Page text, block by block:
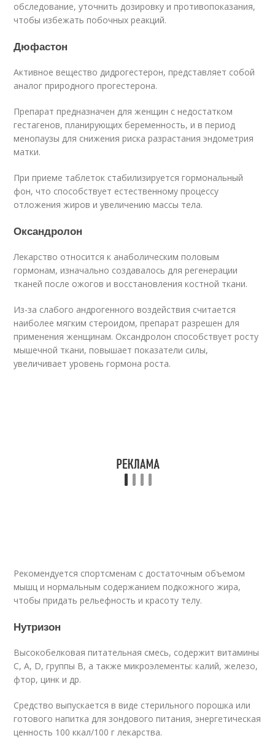
обследование, уточнить дозировку и противопоказания,
чтобы избежать побочных реакций.
Дюфастон
Активное вещество дидрогестерон, представляет собой
аналог природного прогестерона.
Препарат предназначен для женщин с недостатком
гестагенов, планирующих беременность, и в период
менопаузы для снижения риска разрастания эндометрия
матки.
При приеме таблеток стабилизируется гормональный
фон, что способствует естественному процессу
отложения жиров и увеличению массы тела.
Оксандролон
Лекарство относится к анаболическим половым
гормонам, изначально создавалось для регенерации
тканей после ожогов и восстановления костной ткани.
Из-за слабого андрогенного воздействия считается
наиболее мягким стероидом, препарат разрешен для
применения женщинам. Оксандролон способствует росту
мышечной ткани, повышает показатели силы,
увеличивает уровень гормона роста.
Рекомендуется спортсменам с достаточным объемом
мышц и нормальным содержанием подкожного жира,
чтобы придать рельефность и красоту телу.
Нутризон
Высокобелковая питательная смесь, содержит витамины
C, A, D, группы B, а также микроэлементы: калий, железо,
фтор, цинк и др.
Средство выпускается в виде стерильного порошка или
готового напитка для зондового питания, энергетическая
ценность 100 ккал/100 г лекарства.